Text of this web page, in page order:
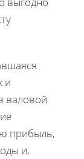
и
валовой
прибыль,
и,